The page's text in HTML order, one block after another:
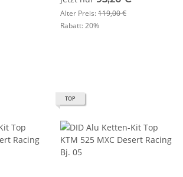
Alter Preis:119,00 €
Rabatt:20%
TOP